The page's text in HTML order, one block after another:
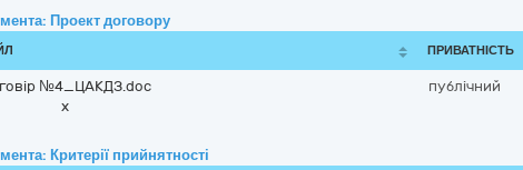
Проект договору
ПРИВАТНІСТЬ
№4_ЦАКДЗ.doc
x
публічний
Критерії прийнятності